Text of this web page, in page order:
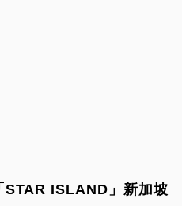
STAR ISLAND」新加坡